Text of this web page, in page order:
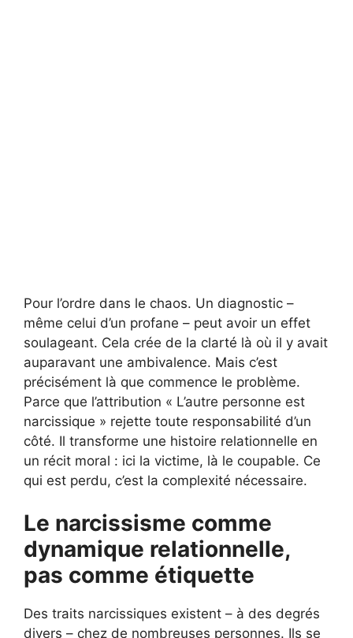
Pour l’ordre dans le chaos. Un diagnostic –
même celui d’un profane – peut avoir un effet
soulageant. Cela crée de la clarté là où il y avait
auparavant une ambivalence. Mais c’est
précisément là que commence le problème.
Parce que l’attribution « L’autre personne est
narcissique » rejette toute responsabilité d’un
côté. Il transforme une histoire relationnelle en
un récit moral : ici la victime, là le coupable. Ce
qui est perdu, c’est la complexité nécessaire.
Le narcissisme comme
dynamique relationnelle,
pas comme étiquette
Des traits narcissiques existent – ​​à des degrés
divers – chez de nombreuses personnes. Ils se